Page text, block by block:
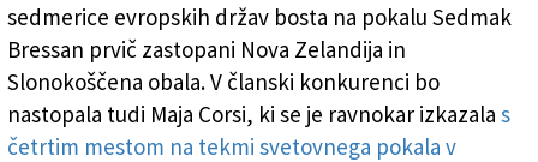
sedmerice evropskih držav bosta na pokalu Sedmak
Bressan prvič zastopani Nova Zelandija in
Slonokoščena obala. V članski konkurenci bo
nastopala tudi Maja Corsi, ki se je ravnokar izkazala s
četrtim mestom na tekmi svetovnega pokala v